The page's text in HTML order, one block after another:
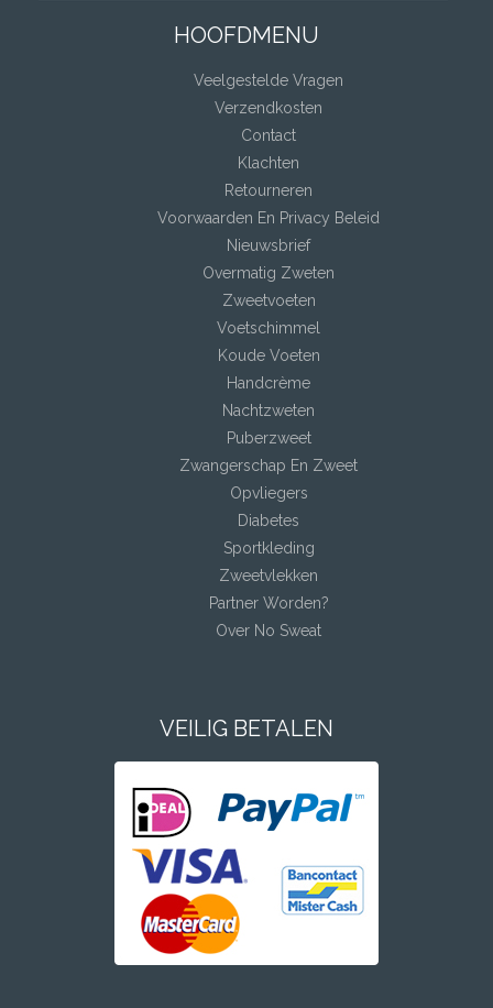
HOOFDMENU
Veelgestelde Vragen
Verzendkosten
Contact
Klachten
Retourneren
Voorwaarden En Privacy Beleid
Nieuwsbrief
Overmatig Zweten
Zweetvoeten
Voetschimmel
Koude Voeten
Handcrème
Nachtzweten
Puberzweet
Zwangerschap En Zweet
Opvliegers
Diabetes
Sportkleding
Zweetvlekken
Partner Worden?
Over No Sweat
VEILIG BETALEN